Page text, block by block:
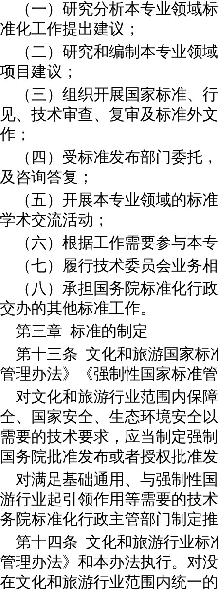
（一）研究分析本专业领域
准化工作提出建议；
（二）研究和编制本专业领
项目建议；
（三）组织开展国家标准、
见、技术审查、复审及标准外
作；
（四）受标准发布部门委托
及咨询答复；
（五）开展本专业领域的标
学术交流活动；
（六）根据工作需要参与本
（七）履行技术委员会业务
（八）承担国务院标准化行
交办的其他标准工作。
第三章 标准的制定
第十三条 文化和旅游国家标
管理办法》《强制性国家标准
对文化和旅游行业范围内保
全、国家安全、生态环境安全
需要的技术要求，应当制定强
国务院批准发布或者授权批准
对满足基础通用、与强制性
游行业起引领作用等需要的技
务院标准化行政主管部门制定
第十四条 文化和旅游行业标
管理办法》和本办法执行。对
在文化和旅游行业范围内统一